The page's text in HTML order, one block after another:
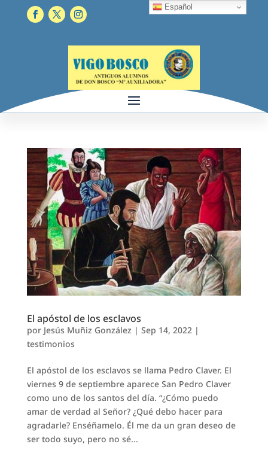
El apóstol de los esclavos
por Jesús Muñiz González | Sep 14, 2022|
testimonios
El apóstol de los esclavos se llama Pedro Claver. El
viernes 9 de septiembre aparece San Pedro Claver
como uno de los santos del día. “¿Cómo puedo
amar de verdad al Señor? ¿Qué debo hacer para
agradarle? Enséñamelo. Él me da un gran deseo de
ser todo suyo, pero no sé...
Español